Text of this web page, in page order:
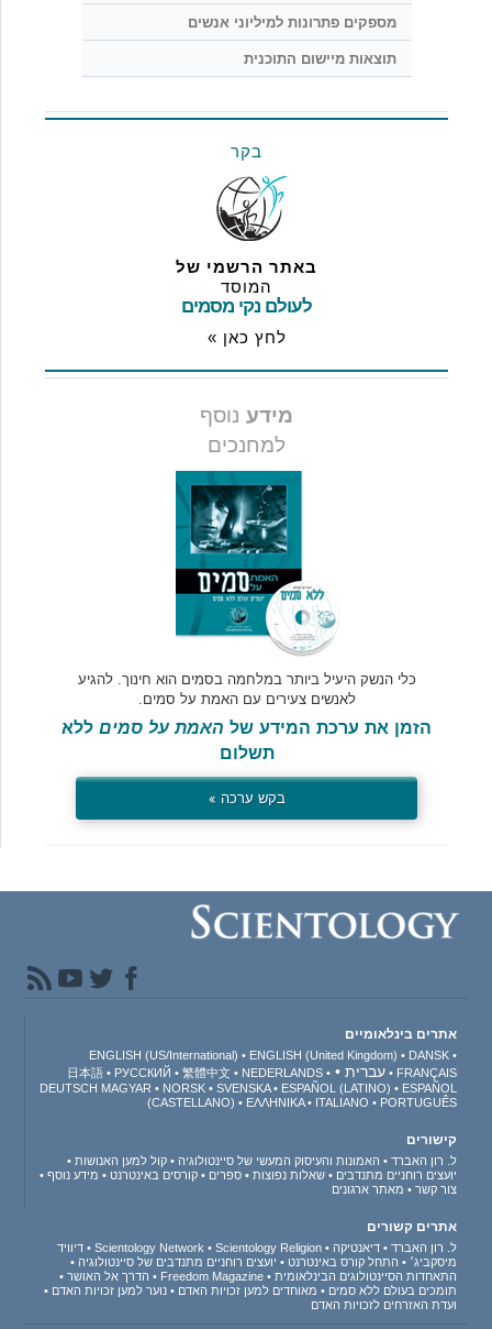
מספקים פתרונות למיליוני אנשים
תוצאות מיישום התוכנית
בקר
באתר הרשמי של
המוסד
לעולם נקי מסמים
לחץ כאן »
מידע נוסף
למחנכים
כלי הנשק היעיל ביותר במלחמה בסמים הוא חינוך. להגיע
לאנשים צעירים עם האמת על סמים.
הזמן את ערכת המידע של האמת על סמים ללא
תשלום
בקש ערכה »
אתרים בינלאומיים
ENGLISH (US/International) ENGLISH (United Kingdom)
DANSK
FRANÇAIS
עברית 日本語 РУССКИЙ 繁體中文
NEDERLANDS
DEUTSCH MAGYAR NORSK SVENSKA ESPAÑOL (LATINO)
ESPAÑOL
(CASTELLANO)
ΕΛΛΗΝΙΚA ITALIANO PORTUGUÊS
קישורים
ל. רון האברד האמונות והעיסוק המעשי של סיינטולוגיה
קול למען האנושות
יועצים רוחניים מתנדבים
שאלות נפוצות ספרים קורסים באינטרנט
מידע נוסף
צור קשר
מאתר ארגונים
אתרים קשורים
ל. רון האברד דיאנטיקה Scientology Network Scientology Religion
דיוויד
מיסקביג׳
התחל קורס באינטרנט
יועצים רוחניים מתנדבים של סיינטולוגיה
התאחדות הסיינטולוגים הבינלאומית
Freedom Magazine
הדרך אל האושר
תומכים בעולם ללא סמים
מאוחדים למען זכויות האדם
נוער למען זכויות האדם
ועדת האזרחים לזכויות האדם